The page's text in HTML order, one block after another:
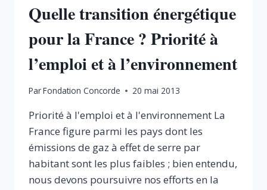
Quelle transition énergétique
pour la France ? Priorité à
l’emploi et à l’environnement
ParFondation Concorde 20 mai 2013
Priorité à l'emploi et à l'environnement La
France figure parmi les pays dont les
émissions de gaz à effet de serre par
habitant sont les plus faibles ; bien entendu,
nous devons poursuivre nos efforts en la